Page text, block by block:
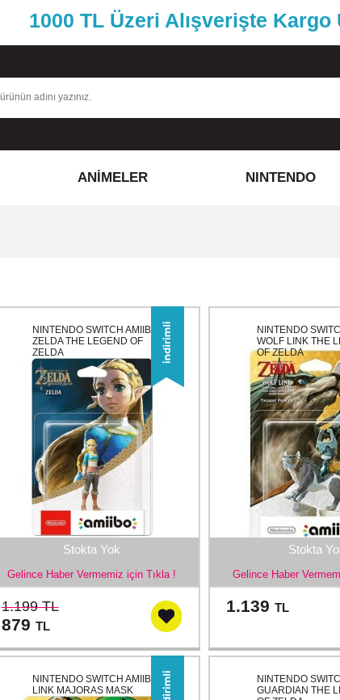
1000 TL Üzeri Alışverişte Kargo
ANİMELER NINTENDO
Stokta Yok
Gelince Haber Vermemiz için Tıkla !
NINTENDO SWITCH AMIIBO
ZELDA THE LEGEND OF
ZELDA
1.199 TL
879 TL
Stokta
Gelince Haber
NINTENDO
WOLF LINK THE
OF ZELDA
1.139 TL
NINTENDO SWITCH AMIIBO
LINK MAJORAS MASK
NINTENDO
GUARDIAN THE